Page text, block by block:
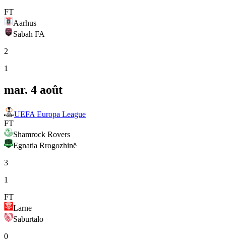
FT
Aarhus
Sabah FA
2
1
mar. 4 août
UEFA Europa League
FT
Shamrock Rovers
Egnatia Rrogozhinë
3
1
FT
Larne
Saburtalo
0